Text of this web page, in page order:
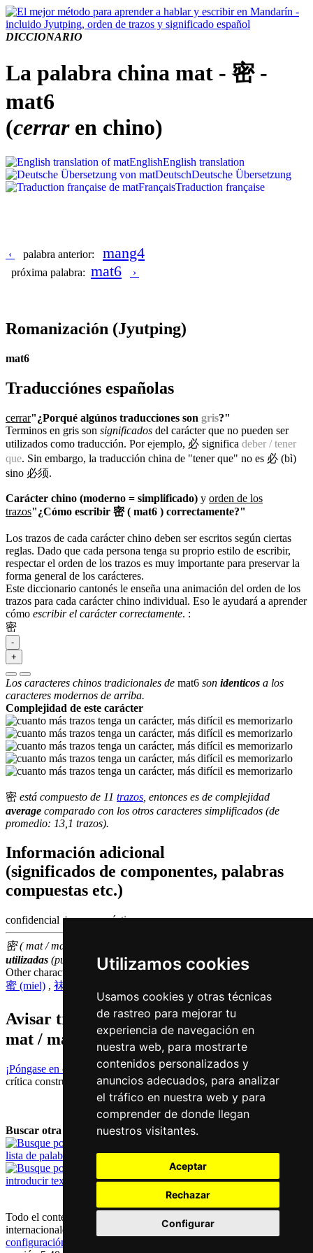
Utilizamos cookies
Usamos cookies y otras técnicas
de rastreo para mejorar tu
experiencia de navegación en
nuestra web, para mostrarte
contenidos personalizados y
anuncios adecuados, para analizar
el tráfico en nuestra web y para
comprender de donde llegan
nuestros visitantes.
Aceptar
Rechazar
Configurar
DICCIONARIO
La palabra china mat - 密 -
mat6
(cerraren chino)
EnglishEnglish translation
DeutschDeutsche Übersetzung
FrançaisTraduction française
‹ palabra anterior: mang4
próxima palabra: mat6 ›
Romanización (Jyutping)
mat6
Traducciónes españolas
cerrar"¿Porqué algúnos traducciones son gris?"
Terminos en gris son significados del carácter que no pueden ser
utilizados como traducción. Por ejemplo, 必 significa deber / tener
que. Sin embargo, la traducción china de "tener que" no es 必 (bì)
sino 必须.
Carácter chino (moderno = simplificado) y orden de los
trazos"¿Cómo escribir 密 ( mat6 ) correctamente?"
Los trazos de cada carácter chino deben ser escritos según ciertas
reglas. Dado que cada persona tenga su proprio estilo de escribir,
respectar el orden de los trazos es muy importante para preservar la
forma general de los carácteres.
Este diccionario cantonés le enseña una animación del orden de los
trazos para cada carácter chino individual. Eso le ayudará a aprender
cómo escribir el carácter correctamente. :
密
-
+
Los caracteres chinos tradicionales de mat6 son identicos a los
caracteres modernos de arriba.
Complejidad de este carácter
密 está compuesto de 11 trazos , entonces es de complejidad
average comparado con los otros caracteres simplificados (de
promedio: 13,1 trazos).
Información adicional
(significados de componentes, palabras
compuestas etc.)
confidencial | cercano, íntimo
密 ( mat / mat6 ) hace parte de las
utilizadas (puesto número780entre los caracteres individuales
Other characters that are pronouncedmat6 in Cantonese
蜜 (miel) , 袜 (calcetín)
Avisar traduccion falsa o faltante de
mat / mat6 )
¡Póngase en contacto con nosotros!Le agradecemos su feedback y
crítica constructiva.
Buscar otra palabra:
lista de palabras
introducir texto
Todo el contenido está protegido por derechos de autor alemánes e
internacionales |
contacto y aviso legal|declaración de privacidad
configuración de los cookies